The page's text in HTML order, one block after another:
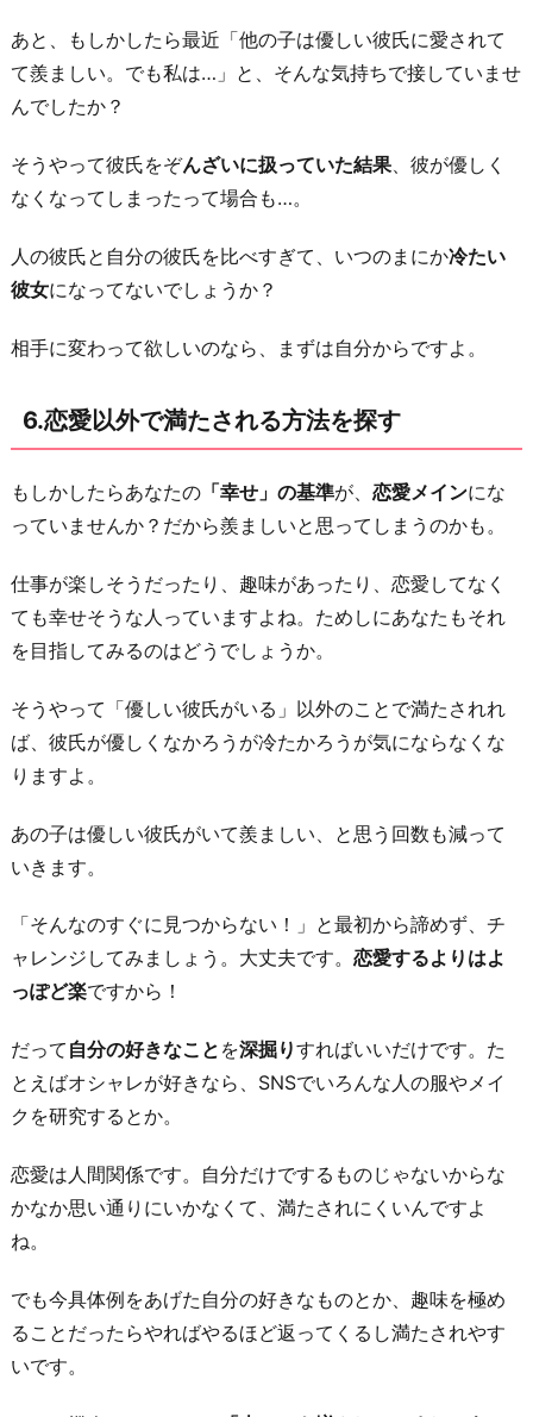
あと、もしかしたら最近「他の子は優しい彼氏に愛されて
て羨ましい。でも私は…」と、そんな気持ちで接していませ
んでしたか？
そうやって彼氏をぞんざいに扱っていた結果、彼が優しく
なくなってしまったって場合も…。
人の彼氏と自分の彼氏を比べすぎて、いつのまにか冷たい
彼女になってないでしょうか？
相手に変わって欲しいのなら、まずは自分からですよ。
6.恋愛以外で満たされる方法を探す
もしかしたらあなたの 「幸せ」の基準が、 恋愛メインにな
っていませんか？だから羨ましいと思ってしまうのかも。
仕事が楽しそうだったり、趣味があったり、恋愛してなく
ても幸せそうな人っていますよね。ためしにあなたもそれ
を目指してみるのはどうでしょうか。
そうやって「優しい彼氏がいる」以外のことで満たされれ
ば、彼氏が優しくなかろうが冷たかろうが気にならなくな
りますよ。
あの子は優しい彼氏がいて羨ましい、と思う回数も減って
いきます。
「そんなのすぐに見つからない！」と最初から諦めず、チ
ャレンジしてみましょう。大丈夫です。 恋愛するよりはよ
っぽど楽ですから！
だって 自分の好きなこと を深掘りすればいいだけです。た
とえばオシャレが好きなら、SNSでいろんな人の服やメイ
クを研究するとか。
恋愛は人間関係です。自分だけでするものじゃないからな
かなか思い通りにいかなくて、満たされにくいんですよ
ね。
でも今具体例をあげた自分の好きなものとか、趣味を極め
ることだったらやればやるほど返ってくるし満たされやす
いです。